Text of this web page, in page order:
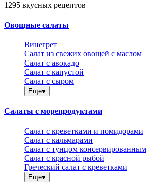
1295 вкусных рецептов
Овощные салаты
Винегрет
Салат из свежих овощей с маслом
Салат с авокадо
Салат с капустой
Салат с сыром
Еще
Салаты с морепродуктами
Салат с креветками и помидорами
Салат с кальмарами
Салат с тунцом консервированным
Салат с красной рыбой
Греческий салат с креветками
Еще